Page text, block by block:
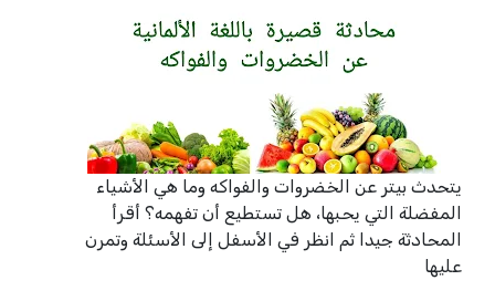
يتحدث بيتر عن الخضروات والفواكه وما هي الأشياء
المفضلة التي يحبها، هل تستطيع أن تفهمه؟ أقرأ
المحادثة جيدا ثم انظر في الأسفل إلى الأسئلة وتمرن
عليها